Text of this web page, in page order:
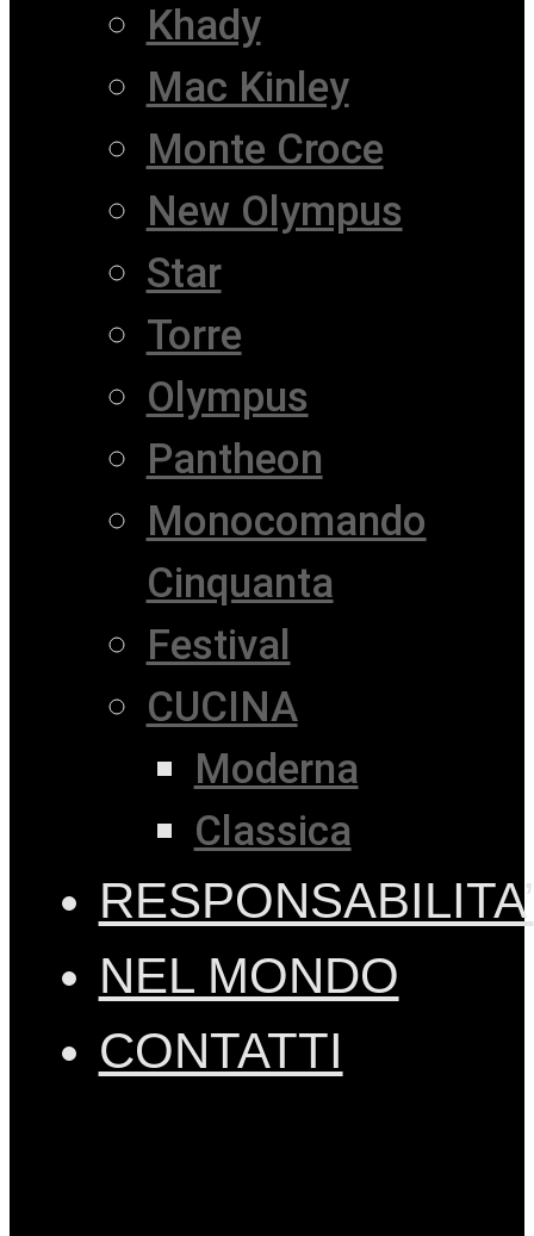
Khady
Mac Kinley
Monte Croce
New Olympus
Star
Torre
Olympus
Pantheon
Monocomando
Cinquanta
Festival
CUCINA
Moderna
Classica
RESPONSABILITA’
NEL MONDO
CONTATTI